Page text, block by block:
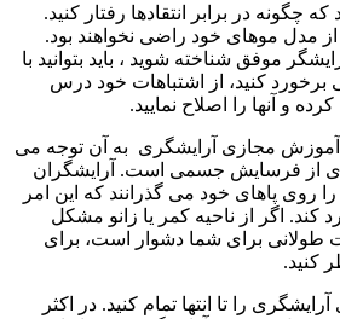
چگونه در برابر انتقادها رفتار کنید.
مدل موهای خود راضی نخواهند بود.
موفق شناخته شوید ، باید بتوانید با
برخورد کنید، از اشتباهات خود درس
و آنها را اصلاح نمایید.
آموزش مجازی آرایشگری به آن توجه می
از فرسایش جسمی است. آرایشگران
روی پاهای خود می گذرانند که این امر
کند. اگر از ناحیه کمر یا زانو مشکل
طولانی برای شما دشوار است، برای
کنید.
را تا انتها تمام کنید. در اکثر